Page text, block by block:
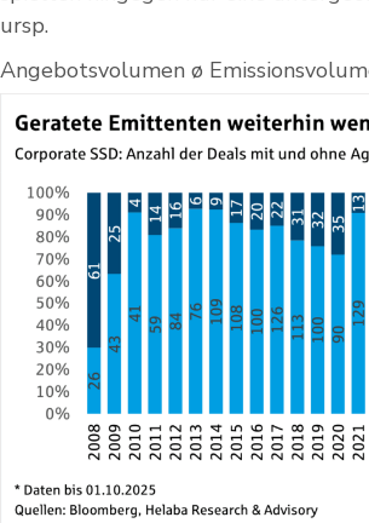
ursp.
Angebotsvolumen ø